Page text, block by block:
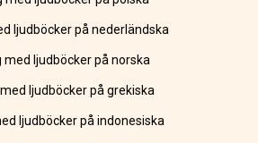
ljudböcker på nederländska
med ljudböcker på norska
ljudböcker på grekiska
ljudböcker på indonesiska